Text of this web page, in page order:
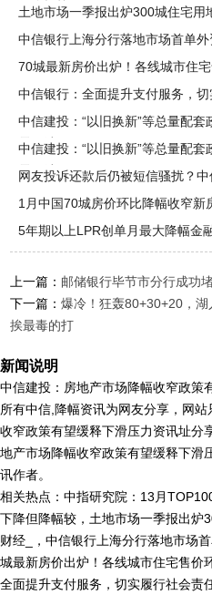
但降幅较
土地市场一季报出炉300城住宅用
中信银行上海分行落地市场首单
70城最新房价出炉！各线城市住
中信银行：全面提升支付服务，切
中信建投：“以旧换新”等总量配
需两端
中信建投：“以旧换新”等总量配
需两端
网友投诉还款后仍被短信骚扰？
1月中国70城房价环比降幅收窄
_
5年期以上LPR创单月最大降幅金
上一篇： 邮储银行毕节市分行成功
下一篇：爆冷！狂轰80+30+20，
挨最毒的打
新闻说明
中信建投：房地产市场降幅收窄政策
所有中信,降幅资讯为网友分享，网
收窄政策有望缓释下滑压力资讯址分
地产市场降幅收窄政策有望缓释下滑
讯作者。
相关热点：中指研究院：13月
下降但降幅较，土地市场一季报出炉
财经_，中信银行上海分行落地市场
城最新房价出炉！各线城市住宅售价
全面提升支付服务，切实履行社会责